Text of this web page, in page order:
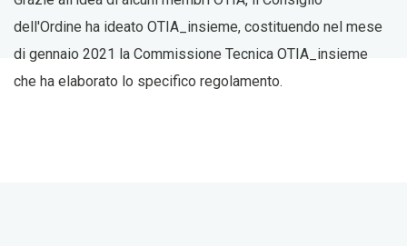
dell'Ordine ha ideato OTIA_insieme, costituendo nel mese
di gennaio 2021 la Commissione Tecnica OTIA_insieme
che ha elaborato lo specifico regolamento.